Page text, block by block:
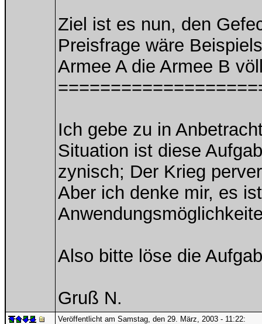
Ziel ist es nun, den
Preisfrage wäre
Armee A die Armee B
Ich gebe zu in
Situation ist diese
zynisch; Der Krieg
Aber ich denke mir, es
Also bitte löse die
Gruß N.
Veröffentlicht am Samstag, den 29. März, 2003 - 11:22: